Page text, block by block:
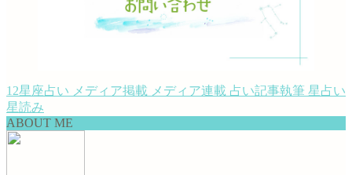
12星座占い メディア掲載 メディア連載 占い記事執筆 星占い
星読み
ABOUT ME